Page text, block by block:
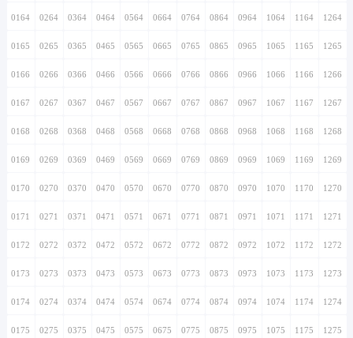
0164 0264 0364 0464 0564 0664 0764 0864 0964 1064 1164 1264
0165 0265 0365 0465 0565 0665 0765 0865 0965 1065 1165 1265
0166 0266 0366 0466 0566 0666 0766 0866 0966 1066 1166 1266
0167 0267 0367 0467 0567 0667 0767 0867 0967 1067 1167 1267
0168 0268 0368 0468 0568 0668 0768 0868 0968 1068 1168 1268
0169 0269 0369 0469 0569 0669 0769 0869 0969 1069 1169 1269
0170 0270 0370 0470 0570 0670 0770 0870 0970 1070 1170 1270
0171 0271 0371 0471 0571 0671 0771 0871 0971 1071 1171 1271
0172 0272 0372 0472 0572 0672 0772 0872 0972 1072 1172 1272
0173 0273 0373 0473 0573 0673 0773 0873 0973 1073 1173 1273
0174 0274 0374 0474 0574 0674 0774 0874 0974 1074 1174 1274
0175 0275 0375 0475 0575 0675 0775 0875 0975 1075 1175 1275